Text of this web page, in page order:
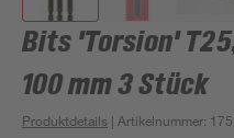
Bits 'Torsion'
100 mm 3 Stück
Produktdetails | Artikelnummer: